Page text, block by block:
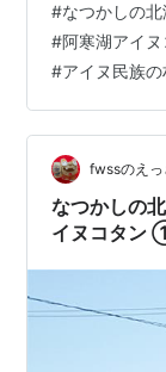
#なつかしの北
#阿寒湖アイヌ
#アイヌ民族の
fwssのえ
なつかしの
イヌコタン